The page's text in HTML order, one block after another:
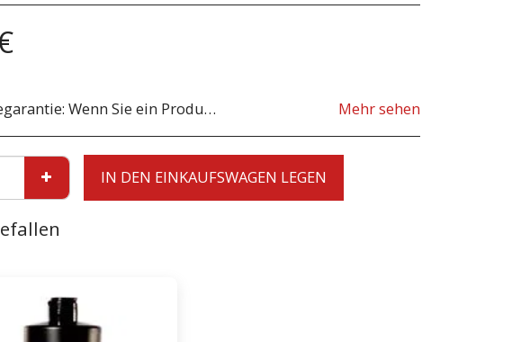
Wenn Sie ein Produkt aufgrund eines Schadens zurücksenden möchten, müssen Sie uns dies unverzüglich vor der Rücksendung mitteilen. Wenn Sie die Produkte aufgrund einer falschen Lieferung zurücksenden möchten, muss das Produkt so sein, wie es von unserem Geschäft gesendet wurde. Zur Klärung möglicher Rücksendungen kontaktieren Sie uns bitte, bevor Sie das Produkt zurücksenden. Alle Rücksendungen gehen zu Lasten von Ihnen, dem Kunden. Mehr sehen
IN DEN EINKAUFSWAGEN LEGEN